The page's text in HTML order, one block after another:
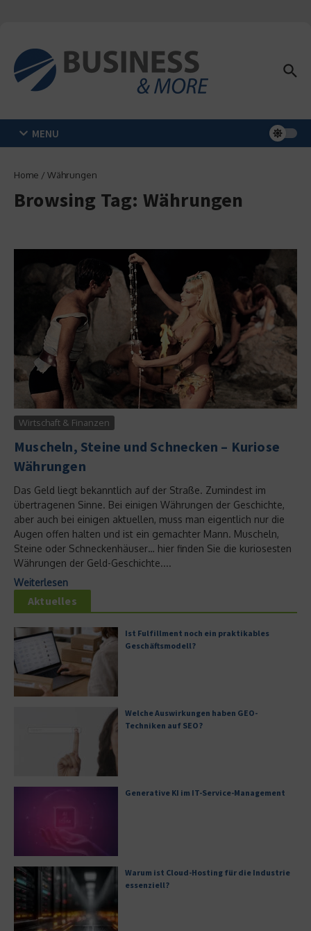
MENU
Home / Währungen
Browsing Tag: Währungen
Wirtschaft & Finanzen
Muscheln, Steine und Schnecken – Kuriose
Währungen
Das Geld liegt bekanntlich auf der Straße. Zumindest im
übertragenen Sinne. Bei einigen Währungen der Geschichte,
aber auch bei einigen aktuellen, muss man eigentlich nur die
Augen offen halten und ist ein gemachter Mann. Muscheln,
Steine oder Schneckenhäuser… hier finden Sie die kuriosesten
Währungen der Geld-Geschichte....
Weiterlesen
Aktuelles
Ist Fulfillment noch ein praktikables
Geschäftsmodell?
Welche Auswirkungen haben GEO-
Techniken auf SEO?
Generative KI im IT-Service-Management
Warum ist Cloud-Hosting für die Industrie
essenziell?